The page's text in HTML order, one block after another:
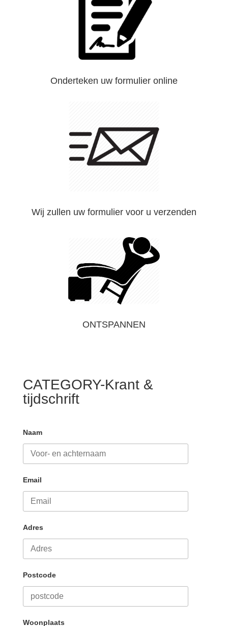
Onderteken uw formulier online
Wij zullen uw formulier voor u verzenden
ONTSPANNEN
CATEGORY-Krant &
tijdschrift
Naam
Email
Adres
Postcode
Woonplaats